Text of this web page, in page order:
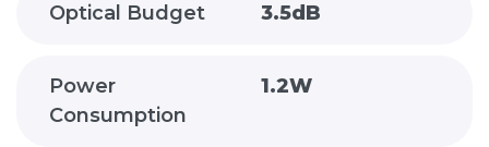
Optical Budget 3.5dB
Power
Consumption
1.2W